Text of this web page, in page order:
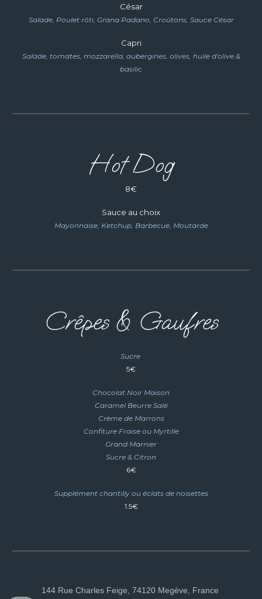
César
Salade, Poulet rôti, Grana Padano, Croûtons, Sauce César
Capri
Salade, tomates, mozzarella, aubergines, olives, huile d'olive &
basilic
Hot Dog
8€
Sauce au choix
Mayonnaise, Ketchup, Barbecue, Moutarde
Crêpes & Gaufres
Sucre
5€
Chocolat Noir Maison
Caramel Beurre Salé
Crème de Marrons
Confiture Fraise ou Myrtille
Grand Marnier
Sucre & Citron
6€
Supplément chantilly ou éclats de noisettes
1.5€
144 Rue Charles Feige, 74120 Megève, France